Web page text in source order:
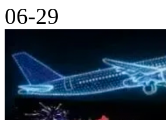
06-29